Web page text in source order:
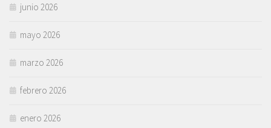
junio 2026
mayo 2026
marzo 2026
febrero 2026
enero 2026